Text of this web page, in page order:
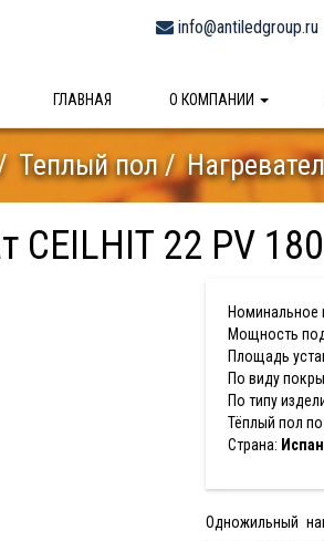
info@antiledgroup.ru
ГЛАВНАЯ О КОМПАНИИ
Теплый пол
CEILHIT 22 PV
Номинальное
Мощность
Площадь
По виду
По типу
Тёплый пол
Страна:
Одножильный